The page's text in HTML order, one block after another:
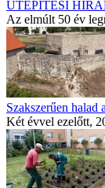
ÚTÉPÍTÉSI
Az elmúlt 50 év
Szakszerűen halad
Két évvel ezelőtt,